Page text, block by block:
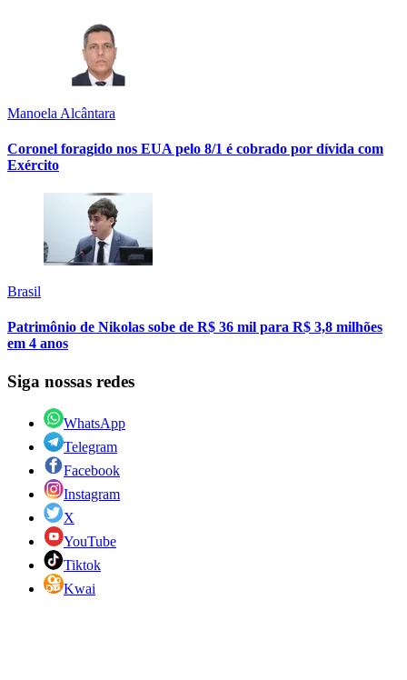
Manoela Alcântara
Coronel foragido nos EUA pelo 8/1 é cobrado por dívida com
Exército
Brasil
Patrimônio de Nikolas sobe de R$ 36 mil para R$ 3,8 milhões
em 4 anos
Siga nossas redes
WhatsApp
Telegram
Facebook
Instagram
X
YouTube
Tiktok
Kwai